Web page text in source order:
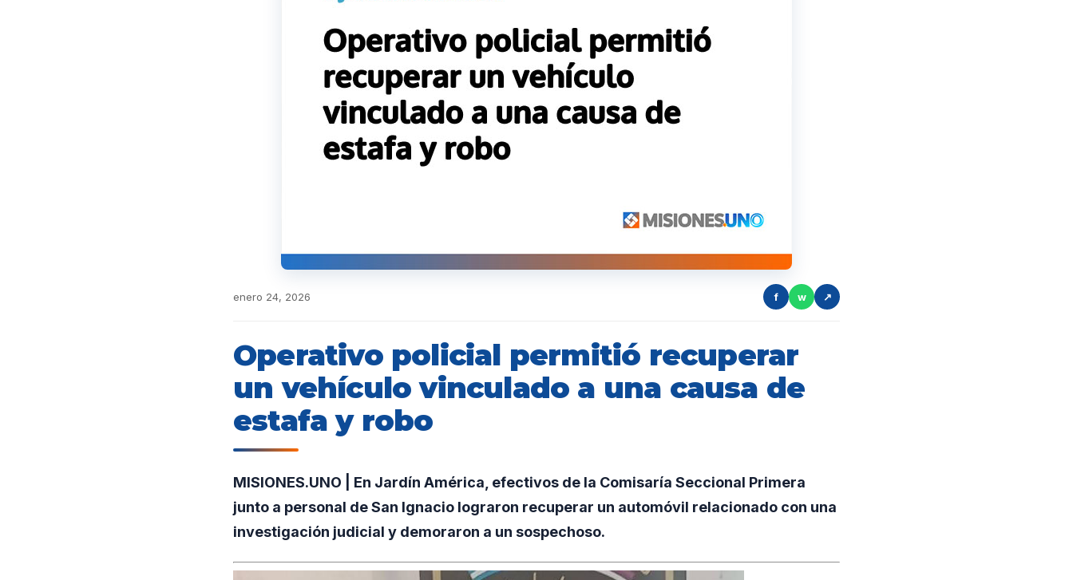
enero 24, 2026 f w ↗
Operativo policial permitió recuperar
un vehículo vinculado a una causa de
estafa y robo
MISIONES.UNO | En Jardín América, efectivos de la Comisaría Seccional Primera
junto a personal de San Ignacio lograron recuperar un automóvil relacionado con una
investigación judicial y demoraron a un sospechoso.